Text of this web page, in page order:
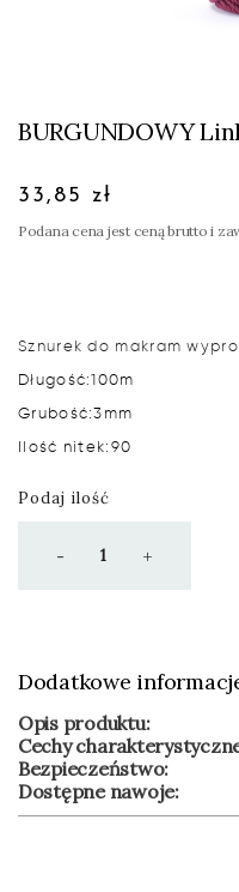
BURGUNDOWY
33,85 zł
Podana cena jest ceną brutto i
Sznurek do makram
Długość:100m
Grubość:3mm
Ilość nitek: 90
Podaj ilość
- +
Dodatkowe
Opis produktu:
Cechy
Bezpieczeństwo:
Dostępne nawoje: